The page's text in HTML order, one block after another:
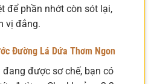
để phần nhớt còn sót lại,
vị đắng.
Đường Lá Dứa Thơm Ngon
được sơ chế, bạn có